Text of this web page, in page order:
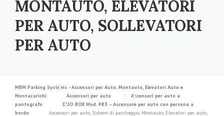
MONTAUTO, ELEVATORI
PER AUTO, SOLLEVATORI
PER AUTO
MBM Parking Systems - Ascensori per Auto, Montauto, Elevatori Auto e
Montacarichi
Ascensori per auto
Ascensori per auto a
pantografo
DUO BOX Mod. PB3 – Ascensore per auto con persona a
bordo
Ascensori per auto, Sistemi di parcheggio, Montauto, Elevatori per auto,